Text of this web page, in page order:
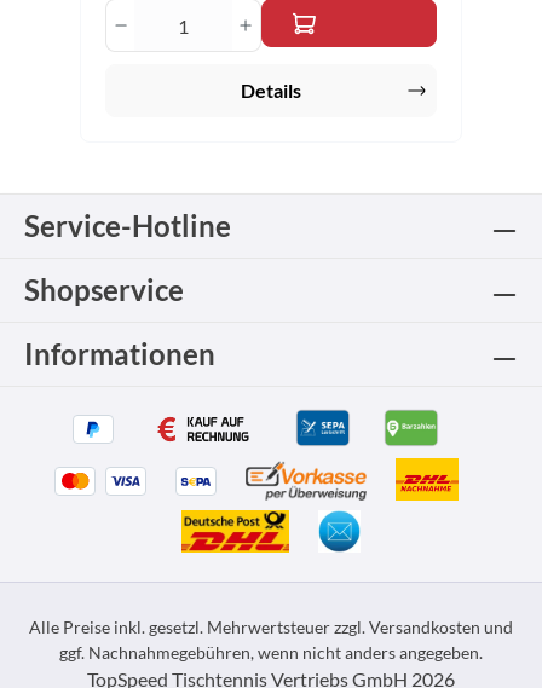
Produkt Anzahl: Gib den
Details
Service-Hotline
Shopservice
Informationen
Alle Preise inkl. gesetzl. Mehrwertsteuer zzgl.Versandkosten und
ggf. Nachnahmegebühren, wenn nicht anders angegeben.
TopSpeed Tischtennis Vertriebs GmbH 2026